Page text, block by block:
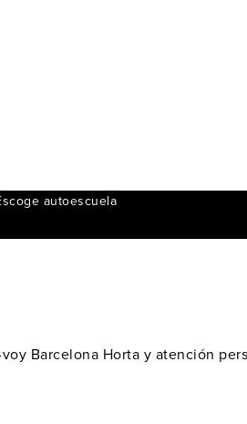
autoescuela
Barcelona Horta y atención